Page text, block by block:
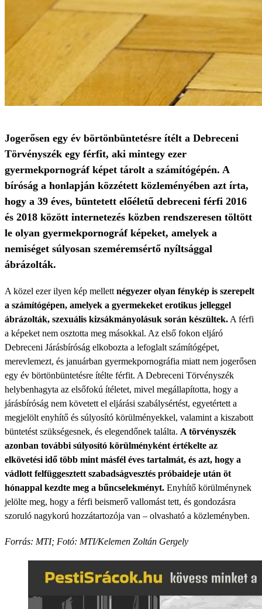
Jogerősen egy év börtönbüntetésre ítélt a Debreceni
Törvényszék egy férfit, aki mintegy ezer
gyermekpornográf képet tárolt a számítógépén. A
bíróság a honlapján közzétett közleményében azt írta,
hogy a 39 éves, büntetett előéletű debreceni férfi 2016
és 2018 között internetezés közben rendszeresen töltött
le olyan gyermekpornográf képeket, amelyek a
nemiséget súlyosan szeméremsértő nyíltsággal
ábrázolták.
A közel ezer ilyen kép mellett négyezer olyan fénykép is szerepelt
a számítógépen, amelyek a gyermekeket erotikus jelleggel
ábrázolták, szexuális kizsákmányolásuk során készültek. A férfi
a képeket nem osztotta meg másokkal. Az első fokon eljáró
Debreceni Járásbíróság elkobozta a lefoglalt számítógépet,
merevlemezt, és januárban gyermekpornográfia miatt nem jogerősen
egy év börtönbüntetésre ítélte férfit. A Debreceni Törvényszék
helybenhagyta az elsőfokú ítéletet, mivel megállapította, hogy a
járásbíróság nem követett el eljárási szabálysértést, egyetértett a
megjelölt enyhítő és súlyosító körülményekkel, valamint a kiszabott
büntetést szükségesnek, és elegendőnek találta. A törvényszék
azonban további súlyosító körülményként értékelte az
elkövetési idő több mint másfél éves tartalmát, és azt, hogy a
vádlott felfüggesztett szabadságvesztés próbaideje után öt
hónappal kezdte meg a bűncselekményt. Enyhítő körülménynek
jelölte meg, hogy a férfi beismerő vallomást tett, és gondozásra
szoruló nagykorú hozzátartozója van – olvasható a közleményben.
Forrás: MTI; Fotó: MTI/Kelemen Zoltán Gergely